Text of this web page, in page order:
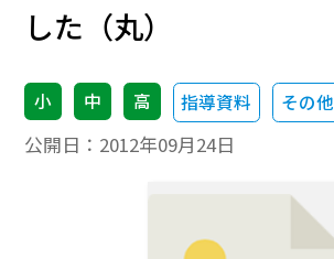
した（丸）
小 中 高 指導資料 その他
公開日： 2012年09月24日